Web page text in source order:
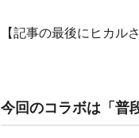
【記事の最後にヒカル
今回のコラボは「普